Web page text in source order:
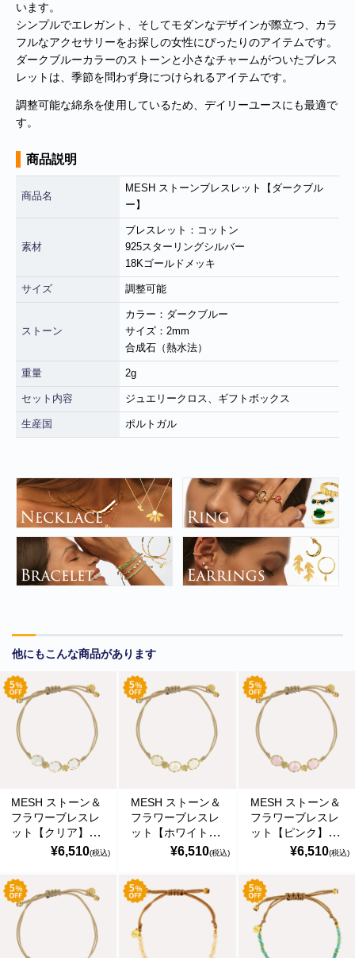
います。
シンプルでエレガント、そしてモダンなデザインが際立つ、カラ
フルなアクセサリーをお探しの女性にぴったりのアイテムです。
ダークブルーカラーのストーンと小さなチャームがついたブレス
レットは、季節を問わず身につけられるアイテムです。
調整可能な綿糸を使用しているため、デイリーユースにも最適で
す。
商品説明
商品名
MESH ストーンブレスレット【ダークブル
ー】
素材
ブレスレット：コットン
925スターリングシルバー
18Kゴールドメッキ
サイズ 調整可能
ストーン
カラー：ダークブルー
サイズ：2mm
合成石（熱水法）
重量 2g
セット内容 ジュエリークロス、ギフトボックス
生産国 ポルトガル
他にもこんな商品があります
MESH ストーン＆
フラワーブレスレ
ット【クリア】
18Kゴールドコー
ルトガル直輸入
PUL0056SF Gold
Bracelet
¥6,510(税込)
MESH ストーン＆
フラワーブレスレ
ット【ホワイト】
18Kゴールドコー
ルトガル直輸入
PUL0056SF Gold
Bracelet
¥6,510(税込)
MESH ストーン＆
フラワーブレスレ
ット【ピンク】
18Kゴールドコー
ルトガル直輸入
PUL0056SF Gold
Bracelet
¥6,510(税込)
荷は12月30日 13:00ご注文分まで、年始は1月6日より開始いたしま
す。休業期間中にいただきましたご注文やお問い合わせ等に関しま
しては、1月6日より順次対応させていただきます。お客様にはご不
便をおかけ致しますが、何卒ご了承くださいますようお願い申し上
げます。
**当店を騙る不審なメールにご注意ください**発信元がヤマト運輸
に覚えのない場合は、メールを開いたり、メール内のリンクをタッ
プしたり絶対にしないようご注意ください。なお、ご不明の場合
年10月31日(木)〕
**夏期休業日のお知らせ** 2024年8月14日(水)および8月15日(木)は
夏期休業日とさせていただきます。そのため、8月13日(火)14:00か
ら8月16日(金)14:00の間のご注文分の発送は、8月16日(金)となりま
す。ご了承のほどお願い申し上げます。
■Amaricoドッグフード グレインフリー成犬用（レッド）とグレイ
ンフリー成犬～シニア犬用（ゴールド）が新入荷しました。
Amaricoドッグフード
たしました。
輸送遅延のため入荷が遅れておりました。まことに申し訳ございま
せんでした。